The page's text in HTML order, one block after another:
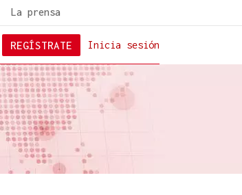
La prensa
Inicia sesión
REGÍSTRATE